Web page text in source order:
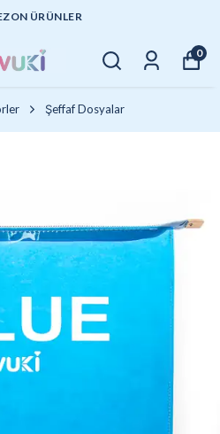
ÜRÜNLER
0
Şeffaf Dosyalar